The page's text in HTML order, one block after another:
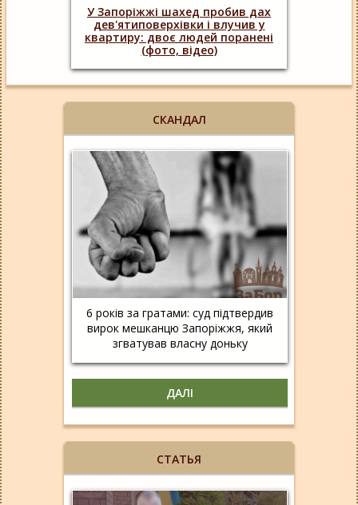
СКАНДАЛ
6 років за гратами: суд підтвердив
вирок мешканцю Запоріжжя, який
згватував власну доньку
ДАЛІ
СТАТЬЯ
У Запоріжжі шахед пробив дах
дев'ятиповерхівки і влучив у
квартиру: двоє людей поранені
(фото, відео)